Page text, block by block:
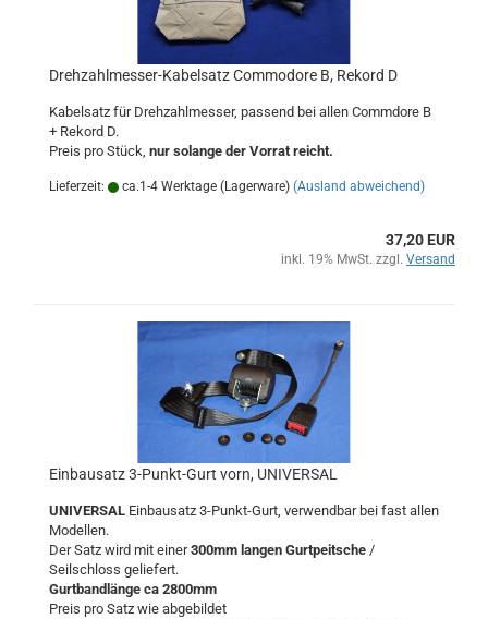
Drehzahlmesser-Kabelsatz Commodore B, Rekord D
Kabelsatz für Drehzahlmesser, passend bei allen Commdore B
+ Rekord D.
Preis pro Stück, nur solange der Vorrat reicht.
Lieferzeit: ca.1-4 Werktage (Lagerware) (Ausland abweichend)
37,20 EUR
inkl. 19% MwSt. zzgl. Versand
Einbausatz 3-Punkt-Gurt vorn, UNIVERSAL
UNIVERSAL Einbausatz 3-Punkt-Gurt, verwendbar bei fast allen
Modellen.
Der Satz wird mit einer300mm langen Gurtpeitsche /
Seilschloss geliefert.
Gurtbandlänge ca 2800mm
Preis pro Satz wie abgebildet